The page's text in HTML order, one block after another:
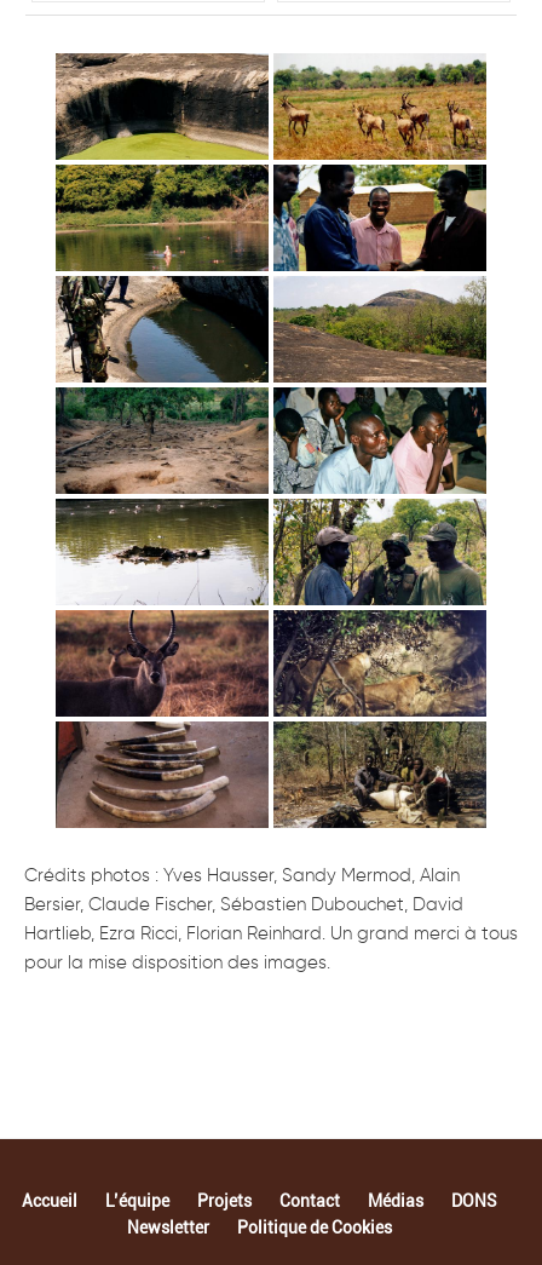
Crédits photos : Yves Hausser, Sandy Mermod, Alain
Bersier, Claude Fischer, Sébastien Dubouchet, David
Hartlieb, Ezra Ricci, Florian Reinhard. Un grand merci à tous
pour la mise disposition des images.
Accueil L’équipe Projets Contact Médias
DONS
Newsletter
Politique de Cookies